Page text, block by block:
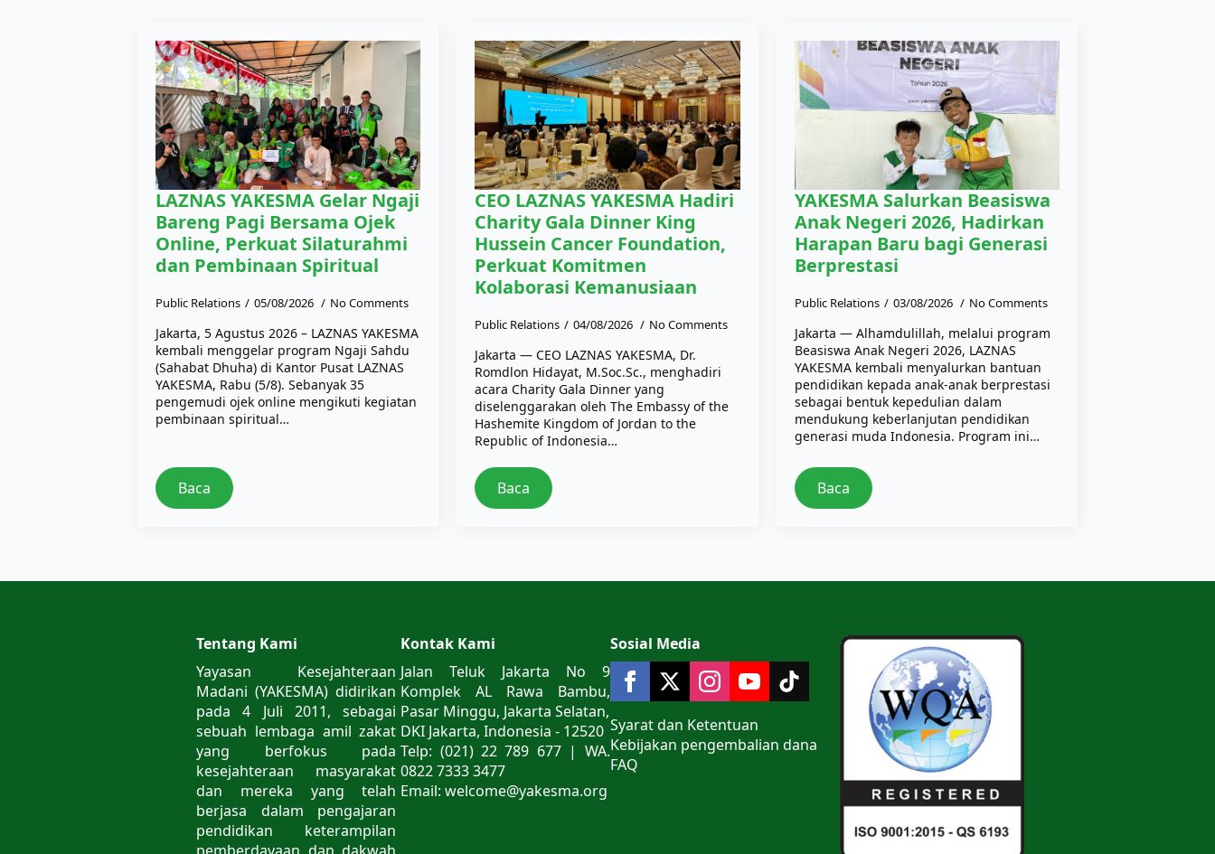
LAZNAS YAKESMA Gelar Ngaji
Bareng Pagi Bersama Ojek
Online, Perkuat Silaturahmi
dan Pembinaan Spiritual
Public Relations 05/08/2026 No Comments
Jakarta, 5 Agustus 2026 – LAZNAS YAKESMA
kembali menggelar program Ngaji Sahdu
(Sahabat Dhuha) di Kantor Pusat LAZNAS
YAKESMA, Rabu (5/8). Sebanyak 35
pengemudi ojek online mengikuti kegiatan
pembinaan spiritual…
Baca
CEO LAZNAS YAKESMA Hadiri
Charity Gala Dinner King
Hussein Cancer Foundation,
Perkuat Komitmen
Kolaborasi Kemanusiaan
Public Relations 04/08/2026 No Comments
Jakarta — CEO LAZNAS YAKESMA, Dr.
Romdlon Hidayat, M.Soc.Sc., menghadiri
acara Charity Gala Dinner yang
diselenggarakan oleh The Embassy of the
Hashemite Kingdom of Jordan to the
Republic of Indonesia…
Baca
YAKESMA Salurkan Beasiswa
Anak Negeri 2026, Hadirkan
Harapan Baru bagi Generasi
Berprestasi
Public Relations 03/08/2026 No Comments
Jakarta — Alhamdulillah, melalui program
Beasiswa Anak Negeri 2026, LAZNAS
YAKESMA kembali menyalurkan bantuan
pendidikan kepada anak-anak berprestasi
sebagai bentuk kepedulian dalam
mendukung keberlanjutan pendidikan
generasi muda Indonesia. Program ini…
Baca
Tentang Kami
Yayasan Kesejahteraan
Madani (YAKESMA) didirikan
pada 4 Juli 2011, sebagai
sebuah lembaga amil zakat
yang berfokus pada
kesejahteraan masyarakat
dan mereka yang telah
berjasa dalam pengajaran
pendidikan keterampilan
Kontak Kami
Jalan Teluk Jakarta No 9
Komplek AL Rawa Bambu,
Pasar Minggu, Jakarta Selatan,
DKI Jakarta, Indonesia - 12520
Telp: (021) 22 789 677 | WA.
0822 7333 3477
Email: welcome@yakesma.org
Sosial Media
Syarat dan Ketentuan
Kebijakan pengembalian dana
FAQ